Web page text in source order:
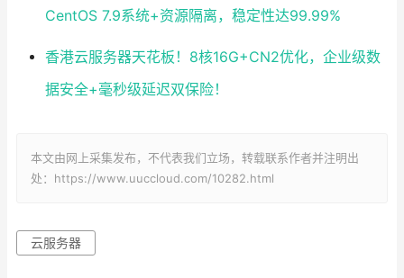
CentOS 7.9系统+资源隔离，稳定性达99.99%
香港云服务器天花板！8核16G+CN2优化，企业级数
据安全+毫秒级延迟双保险！
本文由网上采集发布，不代表我们立场，转载联系作者并注明出
处：https://www.uuccloud.com/10282.html
云服务器